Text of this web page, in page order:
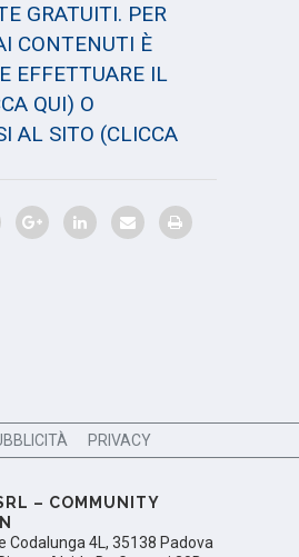
GRATUITI. PER
CONTENUTI È
EFFETTUARE IL
QUI) O
AL SITO (CLICCA
PRIVACY
– COMMUNITY
Codalunga 4L, 35138 Padova